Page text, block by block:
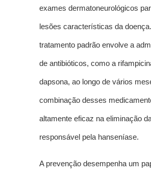
exames dermatoneurológicos
lesões características da
tratamento padrão envolve a
de antibióticos, como a
dapsona, ao longo de vários
combinação desses
altamente eficaz na eliminação
responsável pela hanseníase.
A prevenção desempenha um